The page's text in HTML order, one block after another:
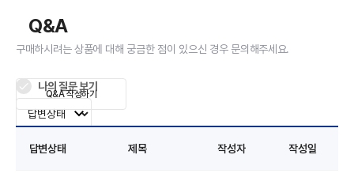
Q&A
구매하시려는 상품에 대해 궁금한 점이 있으신 경우 문의해주세요.
나의 질문 보기
답변상태 제목 작성자 작성일
Q&A 작성하기